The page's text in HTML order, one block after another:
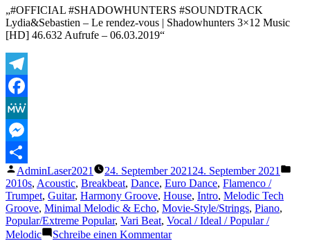
Blinkers
Removed
(432hz
„#OFFICIAL #SHADOWHUNTERS #SOUNDTRACK
Lydia&Sebastien – Le rendez-vous | Shadowhunters 3×12 Music
[HD] 46.632 Aufrufe – 06.03.2019“
Telegram
Facebook
MeWe
Messenger
Teilen
Veröffentlicht
von
AdminLaser2021 24. September 2021 24. September 2021
2010s, Acoustic, Breakbeat, Dance, Euro Dance, Flamenco /
Trumpet, Guitar, Harmony Groove, House, Intro, Melodic Tech
Groove, Minimal Melodic & Echo, Movie-Style/Strings, Piano,
Popular/Extreme Popular, Vari Beat, Vocal / Ideal / Popular /
Melodic
Schreibe einen Kommentarzu